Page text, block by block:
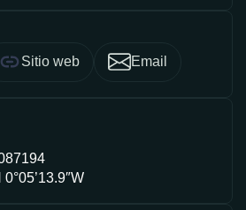
Sitio web Email